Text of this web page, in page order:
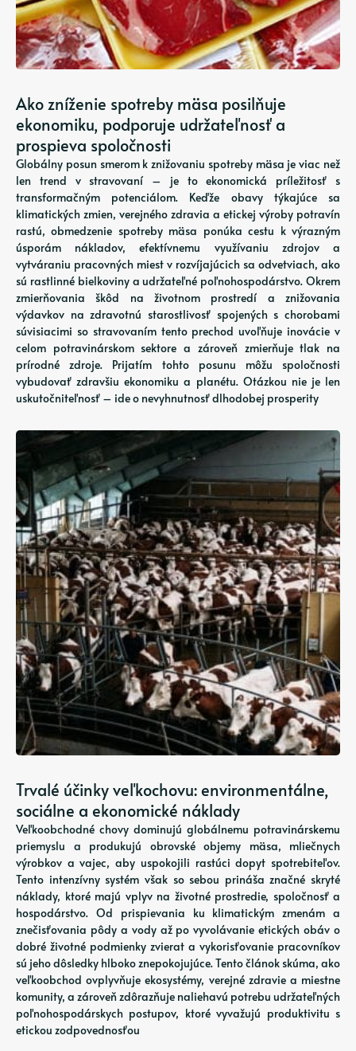
Ako zníženie spotreby mäsa posilňuje
ekonomiku, podporuje udržateľnosť a
prospieva spoločnosti
Globálny posun smerom k znižovaniu spotreby mäsa je viac než
len trend v stravovaní – je to ekonomická príležitosť s
transformačným potenciálom. Keďže obavy týkajúce sa
klimatických zmien, verejného zdravia a etickej výroby potravín
rastú, obmedzenie spotreby mäsa ponúka cestu k výrazným
úsporám nákladov, efektívnemu využívaniu zdrojov a
vytváraniu pracovných miest v rozvíjajúcich sa odvetviach, ako
sú rastlinné bielkoviny a udržateľné poľnohospodárstvo. Okrem
zmierňovania škôd na životnom prostredí a znižovania
výdavkov na zdravotnú starostlivosť spojených s chorobami
súvisiacimi so stravovaním tento prechod uvoľňuje inovácie v
celom potravinárskom sektore a zároveň zmierňuje tlak na
prírodné zdroje. Prijatím tohto posunu môžu spoločnosti
vybudovať zdravšiu ekonomiku a planétu. Otázkou nie je len
uskutočniteľnosť – ide o nevyhnutnosť dlhodobej prosperity
Trvalé účinky veľkochovu: environmentálne,
sociálne a ekonomické náklady
Veľkoobchodné chovy dominujú globálnemu potravinárskemu
priemyslu a produkujú obrovské objemy mäsa, mliečnych
výrobkov a vajec, aby uspokojili rastúci dopyt spotrebiteľov.
Tento intenzívny systém však so sebou prináša značné skryté
náklady, ktoré majú vplyv na životné prostredie, spoločnosť a
hospodárstvo. Od prispievania ku klimatickým zmenám a
znečisťovania pôdy a vody až po vyvolávanie etických obáv o
dobré životné podmienky zvierat a vykorisťovanie pracovníkov
sú jeho dôsledky hlboko znepokojujúce. Tento článok skúma, ako
veľkoobchod ovplyvňuje ekosystémy, verejné zdravie a miestne
komunity, a zároveň zdôrazňuje naliehavú potrebu udržateľných
poľnohospodárskych postupov, ktoré vyvažujú produktivitu s
etickou zodpovednosťou